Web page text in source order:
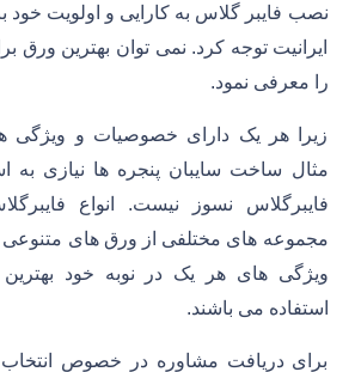
نصب فایبر گلاس به کارایی و اولویت خود
ایرانیت توجه کرد. نمی توان بهترین ورق
را معرفی نمود.
زیرا هر یک دارای خصوصیات و ویژگی
مثال ساخت سایبان پنجره ها نیازی به
فایبرگلاس نسوز نیست. انواع
مجموعه های مختلفی از ورق های متنوعی
ویژگی های هر یک در نوبه خود
استفاده می باشند.
برای دریافت مشاوره در خصوص انتخاب